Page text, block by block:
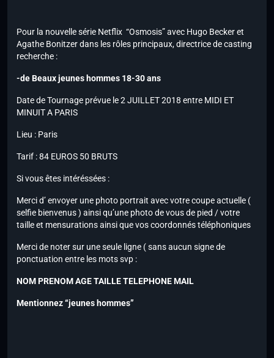
Pour la nouvelle série Netflix “Osmosis” avec Hugo Becker et
Agathe Bonitzer dans les rôles principaux, directrice de casting
recherche :
-de Beaux jeunes hommes 18-30 ans
Date de Tournage prévue le 2 JUILLET 2018 entre MIDI ET
MINUIT A PARIS
Lieu : Paris
Tarif : 84 EUROS 50 BRUTS
Si vous êtes intéréssées :
Merci d’ envoyer une photo portrait avec votre coupe actuelle (
selfie bienvenus ) ainsi qu’une photo de vous de pied / votre
taille et mensurations ainsi que vos coordonnés téléphoniques
Merci de noter sur une seule ligne ( sans aucun signe de
ponctuation entre les mots svp :
NOM PRENOM AGE TAILLE TELEPHONE MAIL
Mentionnez “jeunes hommes”